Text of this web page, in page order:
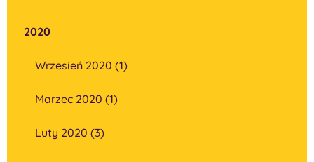
2020
Wrzesień 2020 (1)
Marzec 2020 (1)
Luty 2020 (3)